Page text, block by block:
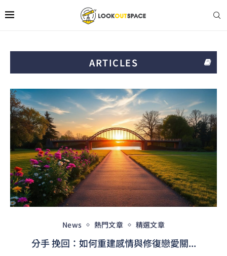
ARTICLES
News 熱門文章 精選文章
分手 挽回：如何重建感情與修復戀愛關...